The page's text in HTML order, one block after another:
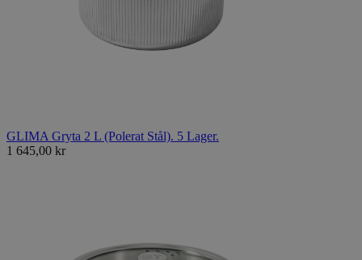
GLIMA Gryta 2 L (Polerat Stål). 5 Lager.
1 645,00 kr